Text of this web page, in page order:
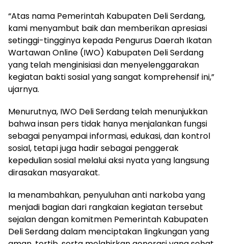
“Atas nama Pemerintah Kabupaten Deli Serdang,
kami menyambut baik dan memberikan apresiasi
setinggi-tingginya kepada Pengurus Daerah Ikatan
Wartawan Online (IWO) Kabupaten Deli Serdang
yang telah menginisiasi dan menyelenggarakan
kegiatan bakti sosial yang sangat komprehensif ini,”
ujarnya.
Menurutnya, IWO Deli Serdang telah menunjukkan
bahwa insan pers tidak hanya menjalankan fungsi
sebagai penyampai informasi, edukasi, dan kontrol
sosial, tetapi juga hadir sebagai penggerak
kepedulian sosial melalui aksi nyata yang langsung
dirasakan masyarakat.
Ia menambahkan, penyuluhan anti narkoba yang
menjadi bagian dari rangkaian kegiatan tersebut
sejalan dengan komitmen Pemerintah Kabupaten
Deli Serdang dalam menciptakan lingkungan yang